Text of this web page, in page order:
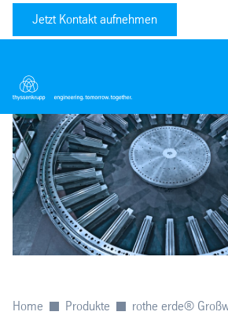
Jetzt Kontakt aufnehmen
Home Produkte
rothe erde®